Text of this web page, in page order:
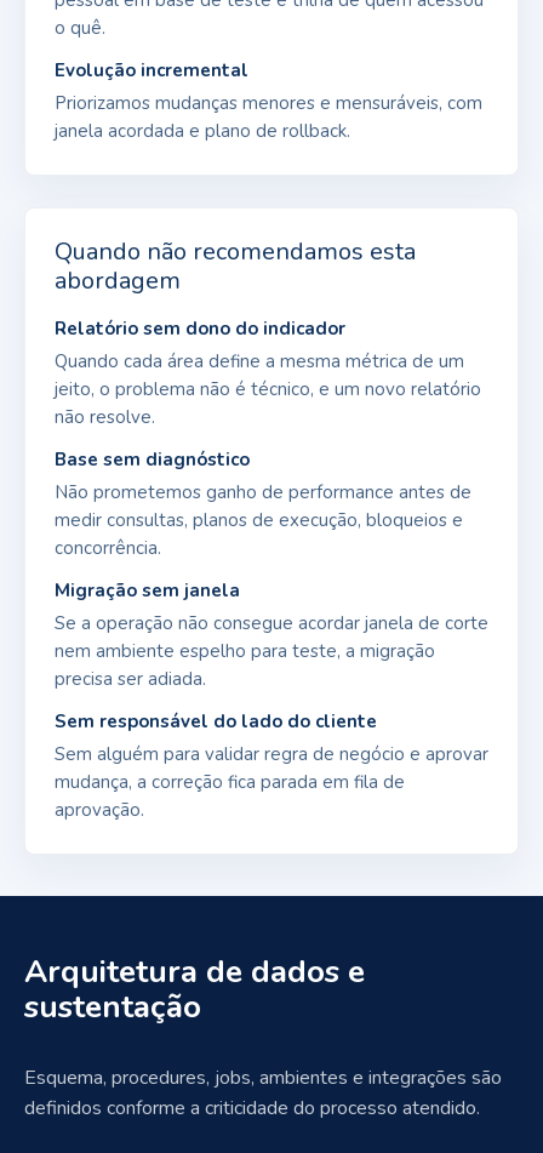
o quê.
Evolução incremental
Priorizamos mudanças menores e mensuráveis, com
janela acordada e plano de rollback.
Quando não recomendamos esta
abordagem
Relatório sem dono do indicador
Quando cada área define a mesma métrica de um
jeito, o problema não é técnico, e um novo relatório
não resolve.
Base sem diagnóstico
Não prometemos ganho de performance antes de
medir consultas, planos de execução, bloqueios e
concorrência.
Migração sem janela
Se a operação não consegue acordar janela de corte
nem ambiente espelho para teste, a migração
precisa ser adiada.
Sem responsável do lado do cliente
Sem alguém para validar regra de negócio e aprovar
mudança, a correção fica parada em fila de
aprovação.
Arquitetura de dados e
sustentação
Esquema, procedures, jobs, ambientes e integrações são
definidos conforme a criticidade do processo atendido.